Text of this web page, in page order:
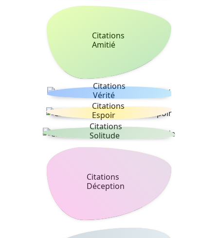
Citations
Amitié
Citations
Vérité
Citations
Espoir
Citations
Solitude
Citations
Déception